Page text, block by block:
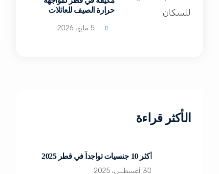
حرارة الصيف للعائلات
5 مايو، 2026
الأكثر قراءة
أكثر 10 جنسيات تواجداً في قطر 2025
30 أغسطس، 2025